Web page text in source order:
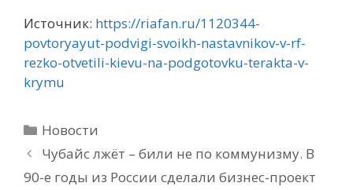
Источник: https://riafan.ru/1120344-
povtoryayut-podvigi-svoikh-nastavnikov-v-rf-
rezko-otvetili-kievu-na-podgotovku-terakta-v-
krymu
Рубрики
Новости
Чубайс лжёт – били не по коммунизму. В
90-е годы из России сделали бизнес-проект